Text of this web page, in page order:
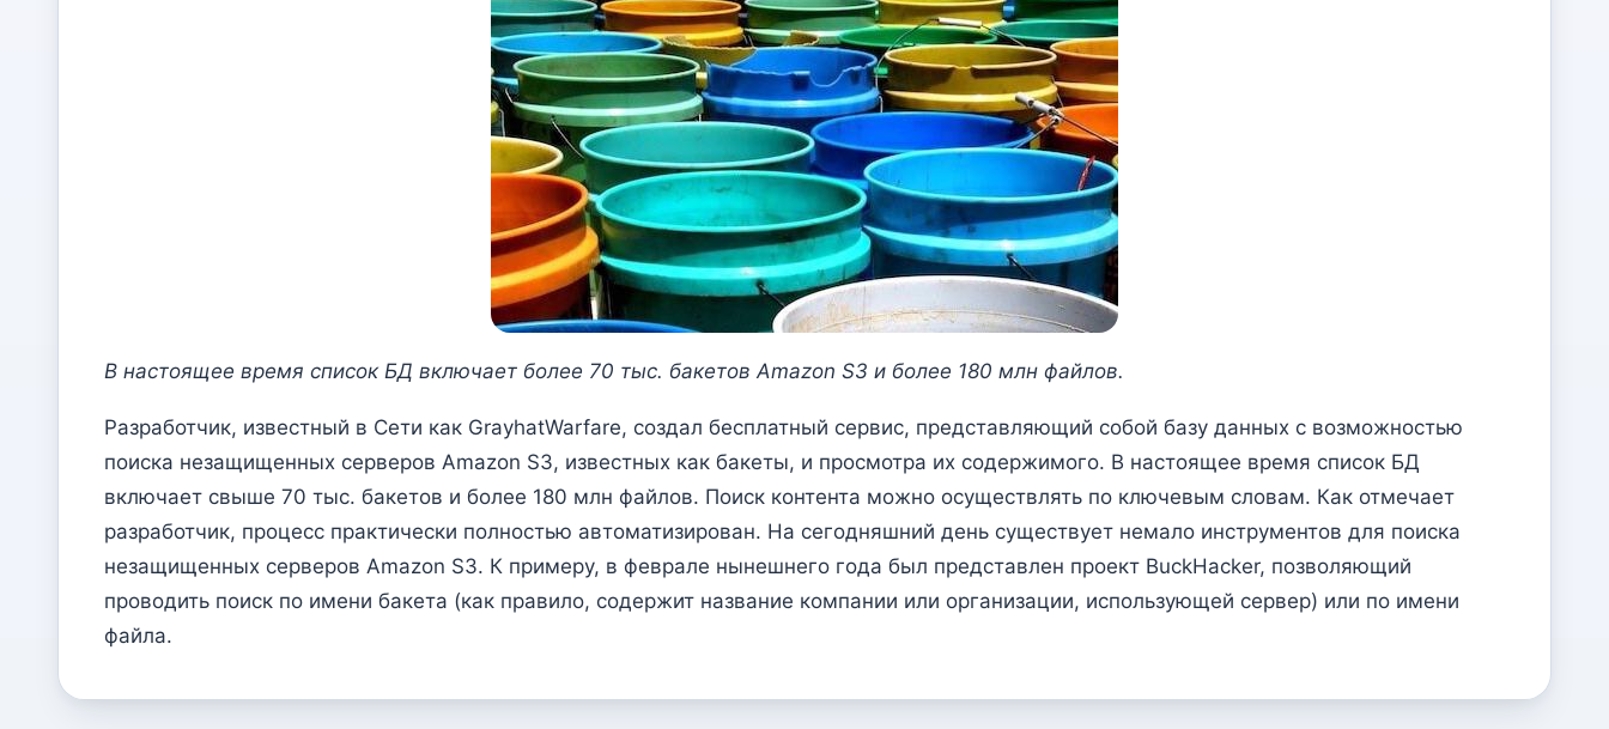
В настоящее время список БД включает более 70 тыс. бакетов Amazon S3 и более 180 млн файлов.
Разработчик, известный в Сети как GrayhatWarfare, создал бесплатный сервис, представляющий собой базу данных с возможностью
поиска незащищенных серверов Amazon S3, известных как бакеты, и просмотра их содержимого. В настоящее время список БД
включает свыше 70 тыс. бакетов и более 180 млн файлов. Поиск контента можно осуществлять по ключевым словам. Как отмечает
разработчик, процесс практически полностью автоматизирован. На сегодняшний день существует немало инструментов для поиска
незащищенных серверов Amazon S3. К примеру, в феврале нынешнего года был представлен проект BuckHacker, позволяющий
проводить поиск по имени бакета (как правило, содержит название компании или организации, использующей сервер) или по имени
файла.